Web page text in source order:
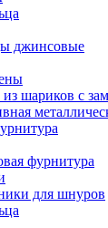
джинсовые
шариков с
фурнитура
для шнуров